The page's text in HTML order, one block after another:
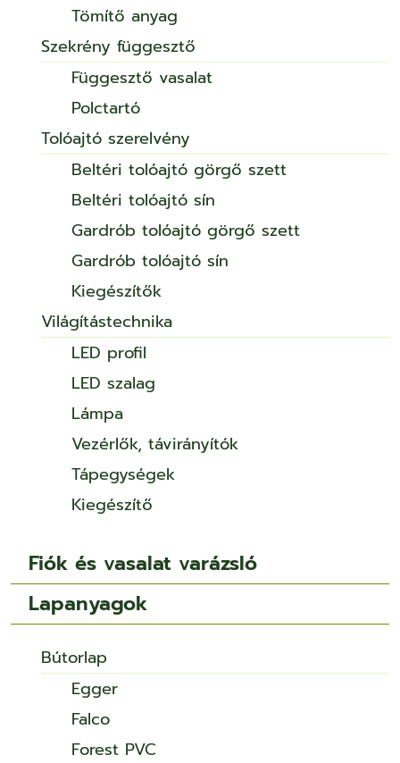
Tömítő anyag
Szekrény függesztő
Függesztő vasalat
Polctartó
Tolóajtó szerelvény
Beltéri tolóajtó görgő szett
Beltéri tolóajtó sín
Gardrób tolóajtó görgő szett
Gardrób tolóajtó sín
Kiegészítők
Világítástechnika
LED profil
LED szalag
Lámpa
Vezérlők, távirányítók
Tápegységek
Kiegészítő
Fiók és vasalat varázsló
Lapanyagok
Bútorlap
Egger
Falco
Forest PVC